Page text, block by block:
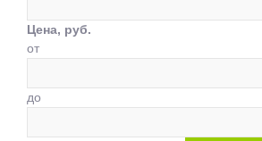
Цена, руб.
от
до